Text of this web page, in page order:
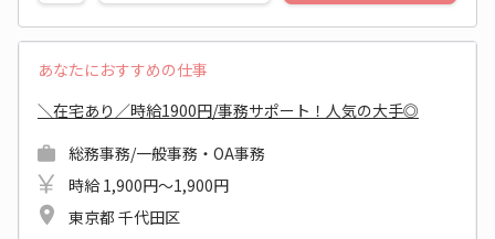
あなたにおすすめの仕事
＼在宅あり／時給1900円/事務サポート！人気の大手◎
総務事務/一般事務・OA事務
時給 1,900円～1,900円
東京都 千代田区